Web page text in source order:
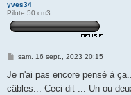
yves34
Pilote 50 cm3
M
s
a
sam. 16 sept., 2023 20:15
Je n'ai pas encore pensé à
câbles... Ceci dit ... Un ou